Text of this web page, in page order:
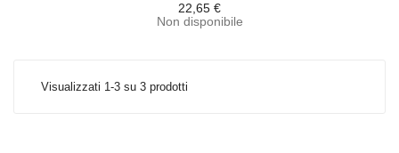
22,65 €
Non disponibile
Visualizzati 1-3 su 3 prodotti